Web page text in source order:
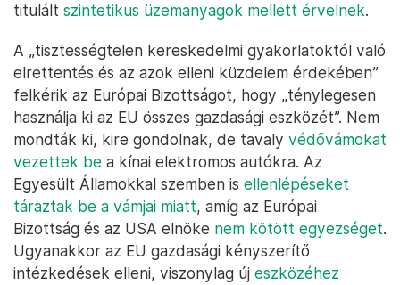
titulált szintetikus üzemanyagok mellett érvelnek.
A „tisztességtelen kereskedelmi gyakorlatoktól való
elrettentés és az azok elleni küzdelem érdekében”
felkérik az Európai Bizottságot, hogy „ténylegesen
használja ki az EU összes gazdasági eszközét”. Nem
mondták ki, kire gondolnak, de tavaly védővámokat
vezettek be a kínai elektromos autókra. Az
Egyesült Államokkal szemben is ellenlépéseket
táraztak be a vámjai miatt, amíg az Európai
Bizottság és az USA elnöke nem kötött egyezséget.
Ugyanakkor az EU gazdasági kényszerítő
intézkedések elleni, viszonylag új eszközéhez